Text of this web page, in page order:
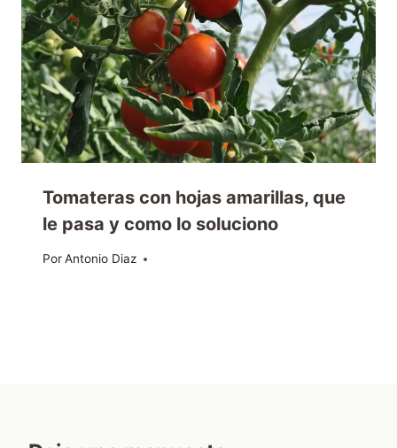
Tomateras con hojas amarillas, que
le pasa y como lo soluciono
PorAntonio Diaz
24/05/2017